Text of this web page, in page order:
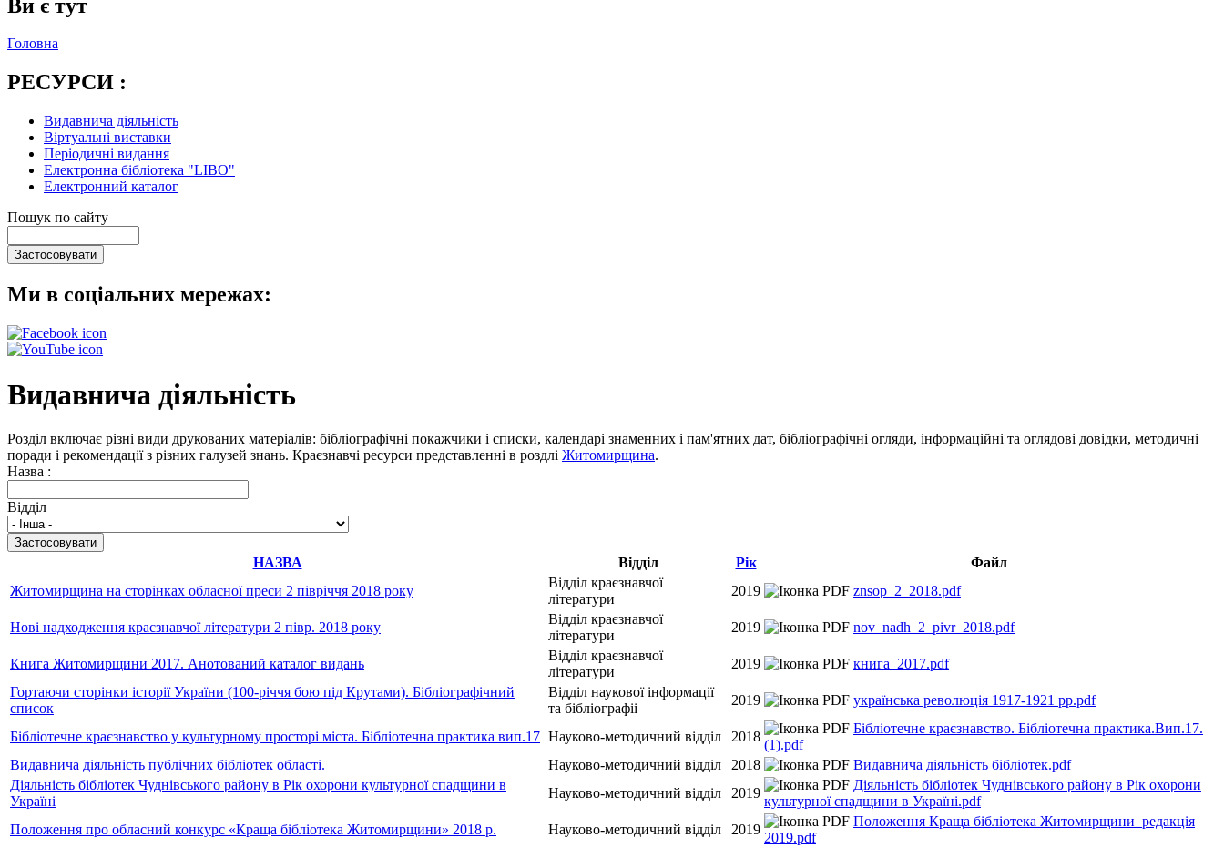
Ви є тут
Головна
РЕСУРСИ :
Видавнича діяльність
Віртуальні виставки
Періодичні видання
Електронна бібліотека "LIBO"
Електронний каталог
Пошук по сайту
Ми в соціальних мережах:
Видавнича діяльність
Розділ включає різні види друкованих матеріалів: бібліографічні покажчики і списки, календарі знаменних і пам'ятних дат, бібліографічні огляди, інформаційні та оглядові довідки, методичні
поради і рекомендації з різних галузей знань. Краєзнавчі ресурси представленні в роздлі Житомирщина.
Назва :
Відділ
НАЗВА Відділ Рік
Файл
Житомирщина на сторінках обласної преси 2 півріччя 2018 року
Відділ краєзнавчої
літератури
2019 znsop_2_2018.pdf
Нові надходження краєзнавчої літератури 2 півр. 2018 року
Відділ краєзнавчої
літератури
2019 nov_nadh_2_pivr_2018.pdf
Книга Житомирщини 2017. Анотований каталог видань
Відділ краєзнавчої
літератури
2019
книга_2017.pdf
Гортаючи сторінки історії України (100-річчя бою під Крутами). Бібліографічний
список
Відділ наукової інформації
та бібліографіі
2019 українська революція 1917-1921 рр.pdf
Бібліотечне краєзнавство у культурному просторі міста. Бібліотечна практика вип.17 Науково-методичний відділ 2018
Бібліотечне краєзнавство. Бібліотечна практика.Вип.17.
(1).pdf
Видавнича діяльність публічних бібліотек області.
Науково-методичний відділ 2018
Видавнича діяльність бібліотек.pdf
Діяльність бібліотек Чуднівського району в Рік охорони культурної спадщини в
Україні
Науково-методичний відділ 2019
Діяльність бібліотек Чуднівського району в Рік охорони
культурної спадщини в Україні.pdf
Положення про обласний конкурс «Краща бібліотека Житомирщини» 2018 р.
Науково-методичний відділ 2019
Положення Краща бібліотека Житомирщини_редакція
2019.pdf